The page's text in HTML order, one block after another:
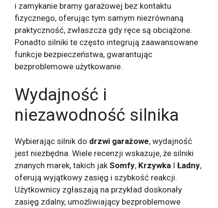
i zamykanie bramy garażowej bez kontaktu
fizycznego, oferując tym samym niezrównaną
praktyczność, zwłaszcza gdy ręce są obciążone.
Ponadto silniki te często integrują zaawansowane
funkcje bezpieczeństwa, gwarantując
bezproblemowe użytkowanie.
Wydajność i
niezawodność silnika
Wybierając silnik do drzwi garażowe, wydajność
jest niezbędna. Wiele recenzji wskazuje, że silniki
znanych marek, takich jakSomfy, Krzywka I Ładny,
oferują wyjątkowy zasięg i szybkość reakcji.
Użytkownicy zgłaszają na przykład doskonały
zasięg zdalny, umożliwiający bezproblemowe